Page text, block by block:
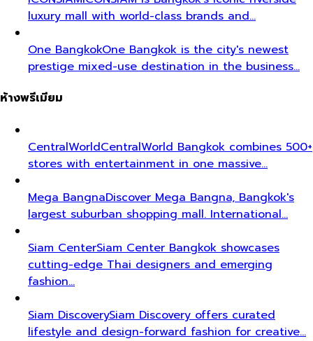
luxury mall with world-class brands and…
One BangkokOne Bangkok is the city's newest
prestige mixed-use destination in the business…
ห้างพรีเมียม
CentralWorldCentralWorld Bangkok combines 500+
stores with entertainment in one massive…
Mega BangnaDiscover Mega Bangna, Bangkok's
largest suburban shopping mall. International…
Siam CenterSiam Center Bangkok showcases
cutting-edge Thai designers and emerging
fashion…
Siam DiscoverySiam Discovery offers curated
lifestyle and design-forward fashion for creative…